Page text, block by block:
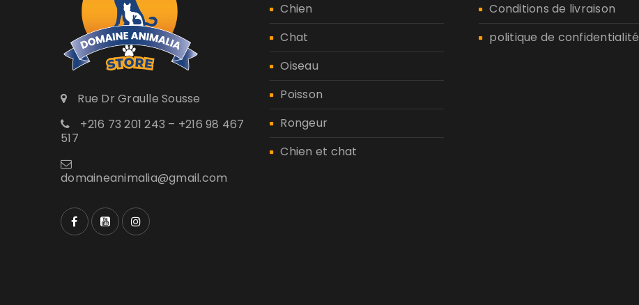
Rue Dr Graulle Sousse
+216 73 201 243 – +216 98 467
517
domaineanimalia@gmail.com
Chien
Chat
Oiseau
Poisson
Rongeur
Chien et chat
Conditions de livraison
politique de confidentialité